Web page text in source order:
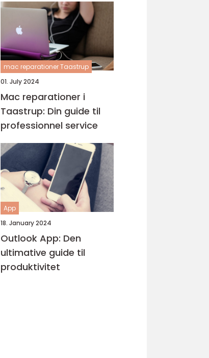
mac reparationer Taastrup
01. July 2024
Mac reparationer i
Taastrup: Din guide til
professionnel service
App
18. January 2024
Outlook App: Den
ultimative guide til
produktivitet